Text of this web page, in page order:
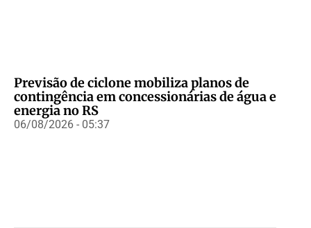
Previsão de ciclone mobiliza planos de
contingência em concessionárias de água e
energia no RS
06/08/2026 - 05:37